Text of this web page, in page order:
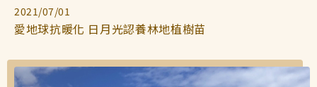
2021/07/01
愛地球抗暖化 日月光認養林地植樹苗